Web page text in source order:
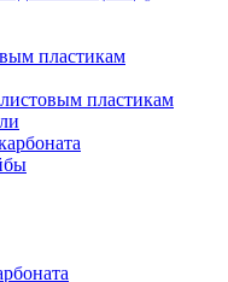
пластикам
пластикам